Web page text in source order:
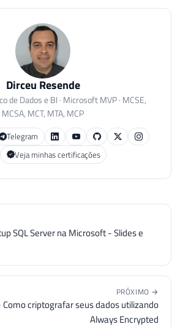
Dirceu Resende
de Dados e BI · Microsoft MVP · MCSE,
MCSA, MCT, MTA, MCP
Telegram
Veja minhas certificações
SQL Server na Microsoft - Slides e
PRÓXIMO →
Como criptografar seus dados utilizando
Always Encrypted